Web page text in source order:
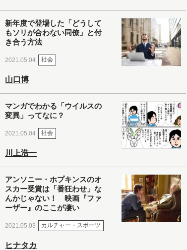
新年度で登場した「どうして
もソリが合わない同僚」と付
き合う方法
2021.05.04 社会
山口博
マンガでわかる「ウイルスの
変異」ってなに？
2021.05.04 社会
川上浩一
アンソニー・ホプキンスのオ
スカー受賞は「番狂わせ」な
んかじゃない！ 映画『ファ
ーザー』のここが凄い
2021.05.03 カルチャー・スポーツ
ヒナタカ